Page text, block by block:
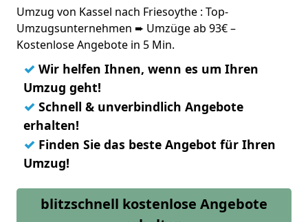
Umzug von Kassel nach Friesoythe : Top-
Umzugsunternehmen ➨ Umzüge ab 93€ –
Kostenlose Angebote in 5 Min.
✓ Wir helfen Ihnen, wenn es um Ihren
Umzug geht!
✓ Schnell & unverbindlich Angebote
erhalten!
✓ Finden Sie das beste Angebot für Ihren
Umzug!
blitzschnell kostenlose Angebote